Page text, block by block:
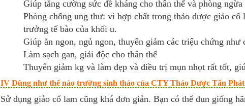
Giúp tăng cường sức đề kháng cho thân thể và phòng
Phòng chống ung thư: vì hợp chất trong thảo dược giảo
trưởng tế bào của khối u.
Giúp ăn ngon, ngủ ngon, thuyên giảm các triệu chứng như
Làm sạch gan, giải độc cho thân thể
Thuyên giảm kg và làm đẹp và điều trị mụn nhọt rất tốt,
IV Dùng như thế nào trường sinh thảo của CTY Thảo Dược Tấn
Sử dụng giảo cổ lam cũng khá đơn giản. Bạn có thể đun giống